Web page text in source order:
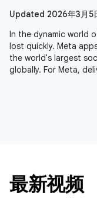
Updated 2026年3月5
In the dynamic world
lost quickly. Meta
the world's largest
globally. For Meta,
最新视频